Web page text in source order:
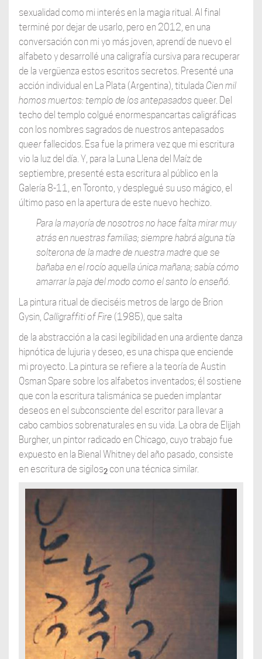
sexualidad como mi interés en la magia ritual. Al final
terminé por dejar de usarlo, pero en 2012, en una
conversación con mi yo más joven, aprendí de nuevo el
alfabeto y desarrollé una caligrafía cursiva para recuperar
de la vergüenza estos escritos secretos. Presenté una
acción individual en La Plata (Argentina), titulada Cien mil
homos muertos: templo de los antepasados queer. Del
techo del templo colgué enormespancartas caligráficas
con los nombres sagrados de nuestros antepasados
queerfallecidos. Esa fue la primera vez que mi escritura
vio la luz del día. Y, para la Luna Llena del Maíz de
septiembre, presenté esta escritura al público en la
Galería 8-11, en Toronto, y desplegué su uso mágico, el
último paso en la apertura de este nuevo hechizo.
Para la mayoría de nosotros no hace falta mirar muy
atrás en nuestras familias; siempre habrá alguna tía
solterona de la madre de nuestra madre que se
bañaba en el rocío aquella única mañana; sabía cómo
amarrar la paja del modo como el santo lo enseñó.
La pintura ritual de dieciséis metros de largo de Brion
Gysin, Calligraffiti of Fire (1985), que salta
de la abstracción a la casi legibilidad en una ardiente danza
hipnótica de lujuria y deseo, es una chispa que enciende
mi proyecto. La pintura se refiere a la teoría de Austin
Osman Spare sobre los alfabetos inventados; él sostiene
que con la escritura talismánica se pueden implantar
deseos en el subconsciente del escritor para llevar a
cabo cambios sobrenaturales en su vida. La obra de Elijah
Burgher, un pintor radicado en Chicago, cuyo trabajo fue
expuesto en la Bienal Whitney del año pasado, consiste
en escritura de sigilos2con una técnica similar.